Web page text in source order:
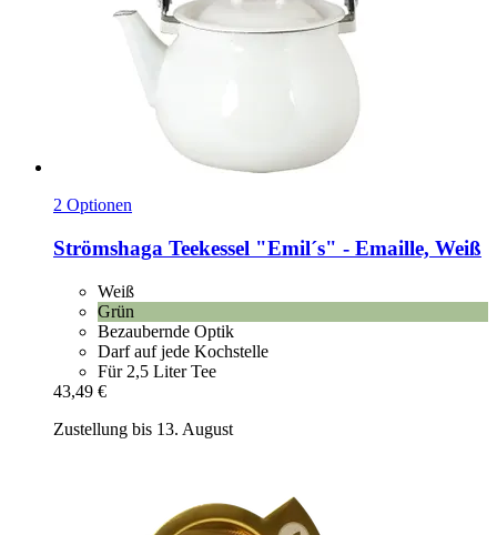
2 Optionen
Strömshaga Teekessel "Emil´s" -​ Emaille, Weiß
Weiß
Grün
Bezaubernde Optik
Darf auf jede Kochstelle
Für 2,5 Liter Tee
43,49 €
Zustellung bis 13. August